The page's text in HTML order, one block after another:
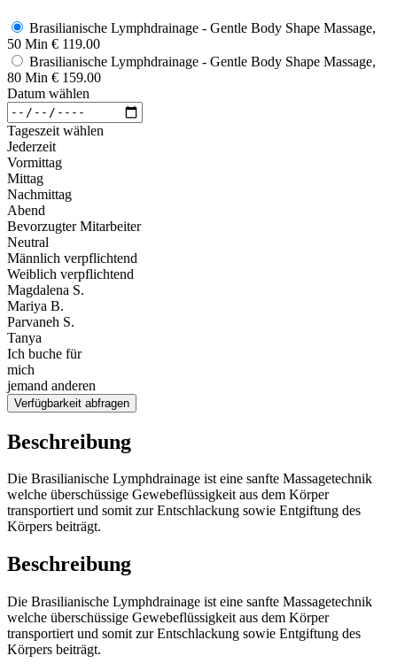
Brasilianische Lymphdrainage - Gentle Body Shape Massage,
50 Min € 119.00
Brasilianische Lymphdrainage - Gentle Body Shape Massage,
80 Min € 159.00
Datum wählen
Tageszeit wählen
Jederzeit
Vormittag
Mittag
Nachmittag
Abend
Bevorzugter Mitarbeiter
Neutral
Männlich verpflichtend
Weiblich verpflichtend
Magdalena S.
Mariya B.
Parvaneh S.
Tanya
Ich buche für
mich
jemand anderen
Verfügbarkeit abfragen
Beschreibung
Die Brasilianische Lymphdrainage ist eine sanfte Massagetechnik
welche überschüssige Gewebeflüssigkeit aus dem Körper
transportiert und somit zur Entschlackung sowie Entgiftung des
Körpers beiträgt.
Beschreibung
Die Brasilianische Lymphdrainage ist eine sanfte Massagetechnik
welche überschüssige Gewebeflüssigkeit aus dem Körper
transportiert und somit zur Entschlackung sowie Entgiftung des
Körpers beiträgt.